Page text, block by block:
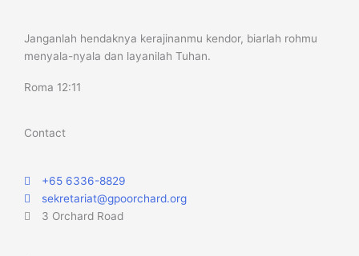
Janganlah hendaknya kerajinanmu kendor, biarlah rohmu
menyala-nyala dan layanilah Tuhan.
Roma 12:11
Contact
+65 6336-8829
sekretariat@gpoorchard.org
3 Orchard Road